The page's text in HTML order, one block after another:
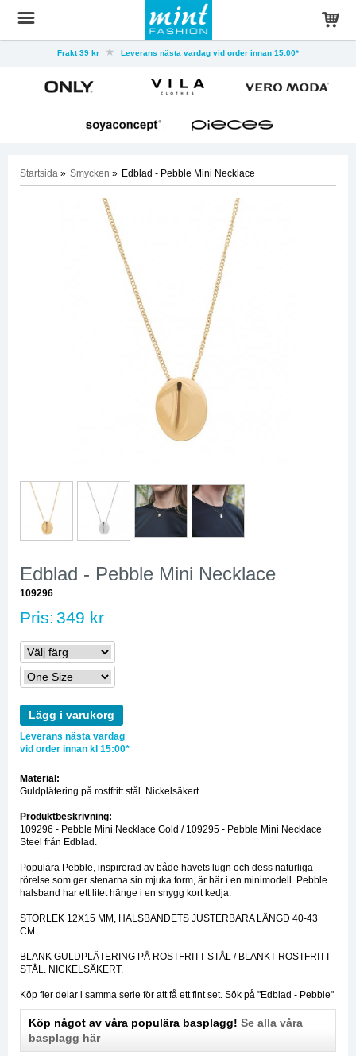
Frakt 39 kr Leverans nästa vardag vid order innan 15:00*
Startsida » Smycken » Edblad - Pebble Mini Necklace
Edblad - Pebble Mini Necklace
109296
Pris: 349 kr
Lägg i varukorg
Leverans nästa vardag
vid order innan kl 15:00*
Material:
Guldplätering på rostfritt stål. Nickelsäkert.
Produktbeskrivning:
109296 - Pebble Mini Necklace Gold / 109295 - Pebble Mini Necklace
Steel från Edblad.
Populära Pebble, inspirerad av både havets lugn och dess naturliga
rörelse som ger stenarna sin mjuka form, är här i en minimodell. Pebble
halsband har ett litet hänge i en snygg kort kedja.
STORLEK 12X15 MM, HALSBANDETS JUSTERBARA LÄNGD 40-43
CM.
BLANK GULDPLÄTERING PÅ ROSTFRITT STÅL / BLANKT ROSTFRITT
STÅL. NICKELSÄKERT.
Köp fler delar i samma serie för att få ett fint set. Sök på "Edblad - Pebble"
Köp något av våra populära basplagg! Se alla våra
basplagg här